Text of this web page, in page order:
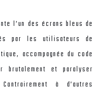
l’un des écrans bleus de
par les utilisateurs de
accompagnée du code
brutalement et paralyser
à d’autres